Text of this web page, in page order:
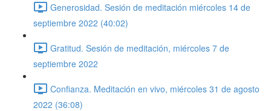
Generosidad. Sesión de meditación miércoles 14 de
septiembre 2022 (40:02)
Gratitud. Sesión de meditación, miércoles 7 de
septiembre 2022
Confianza. Meditación en vivo, miércoles 31 de agosto
2022 (36:08)